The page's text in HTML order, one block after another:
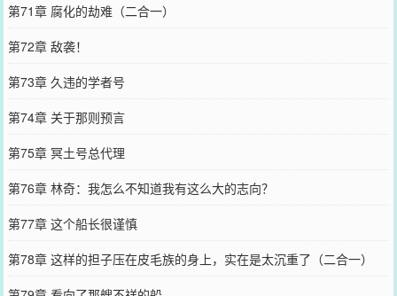
第71章 腐化的劫难（二合一）
第72章 敌袭！
第73章 久违的学者号
第74章 关于那则预言
第75章 冥土号总代理
第76章 林奇：我怎么不知道我有这么大的志向？
第77章 这个船长很谨慎
第78章 这样的担子压在皮毛族的身上，实在是太沉重了（二合一）